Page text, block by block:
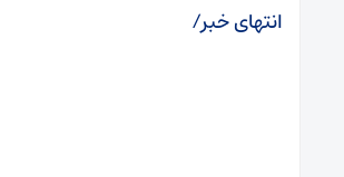
انتهای خبر/